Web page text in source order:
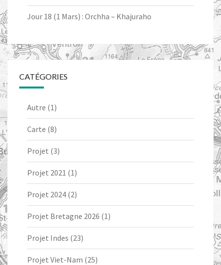
Jour 18 (1 Mars) : Orchha – Khajuraho
CATÉGORIES
Autre (1)
Carte (8)
Projet (3)
Projet 2021 (1)
Projet 2024 (2)
Projet Bretagne 2026 (1)
Projet Indes (23)
Projet Viet-Nam (25)